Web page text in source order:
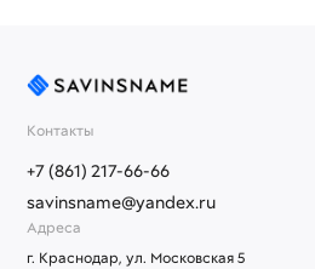
Контакты
+7 (861) 217-66-66
savinsname@yandex.ru
Адреса
г. Краснодар, ул. Московская 5